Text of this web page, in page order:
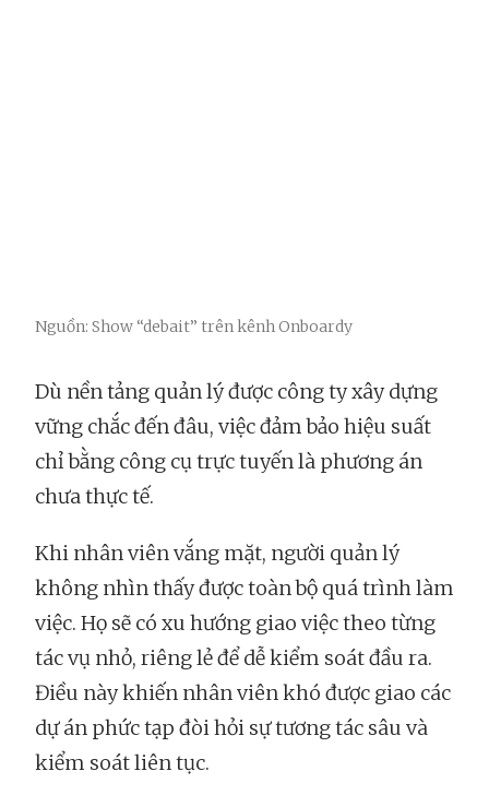
Nguồn: Show “debait” trên kênh Onboardy
Dù nền tảng quản lý được công ty xây dựng
vững chắc đến đâu, việc đảm bảo hiệu suất
chỉ bằng công cụ trực tuyến là phương án
chưa thực tế.
Khi nhân viên vắng mặt, người quản lý
không nhìn thấy được toàn bộ quá trình làm
việc. Họ sẽ có xu hướng giao việc theo từng
tác vụ nhỏ, riêng lẻ để dễ kiểm soát đầu ra.
Điều này khiến nhân viên khó được giao các
dự án phức tạp đòi hỏi sự tương tác sâu và
kiểm soát liên tục.